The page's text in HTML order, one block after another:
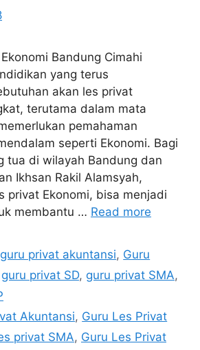
Bandung Cimahi
yang terus
akan les privat
terutama dalam mata
pemahaman
seperti Ekonomi. Bagi
tua di wilayah Bandung dan
Ikhsan Rakil Alamsyah,
privat Ekonomi, bisa menjadi
membantu … Read more
guru privat akuntansi, Guru
guru privat SD, guru privat SMA,
Akuntansi, Guru Les Privat
privat SMA, Guru Les Privat